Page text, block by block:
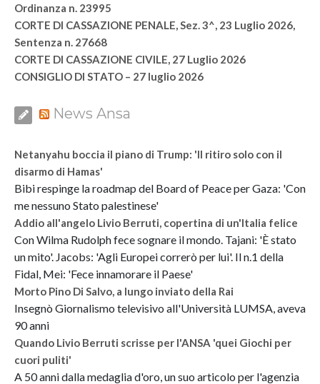
Ordinanza n. 23995
CORTE DI CASSAZIONE PENALE, Sez. 3^, 23 Luglio 2026,
Sentenza n. 27668
CORTE DI CASSAZIONE CIVILE, 27 Luglio 2026
CONSIGLIO DI STATO – 27 luglio 2026
News Ansa
Netanyahu boccia il piano di Trump: 'Il ritiro solo con il
disarmo di Hamas'
Bibi respinge la roadmap del Board of Peace per Gaza: 'Con
me nessuno Stato palestinese'
Addio all'angelo Livio Berruti, copertina di un'Italia felice
Con Wilma Rudolph fece sognare il mondo. Tajani: 'È stato
un mito'. Jacobs: 'Agli Europei correrò per lui'. Il n.1 della
Fidal, Mei: 'Fece innamorare il Paese'
Morto Pino Di Salvo, a lungo inviato della Rai
Insegnò Giornalismo televisivo all'Università LUMSA, aveva
90 anni
Quando Livio Berruti scrisse per l'ANSA 'quei Giochi per
cuori puliti'
A 50 anni dalla medaglia d'oro, un suo articolo per l'agenzia